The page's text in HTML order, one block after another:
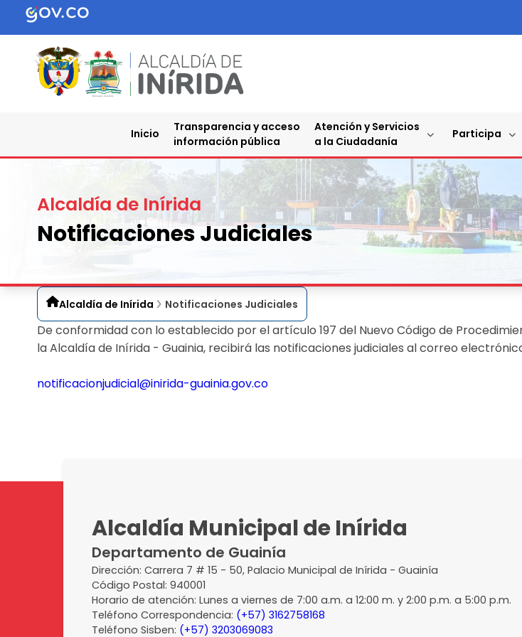
Inicio
Transparencia y acceso
información pública
Atención y Servicios
a la Ciudadanía
Participa
Alcaldía de Inírida
Notificaciones Judiciales
Alcaldía de Inírida Notificaciones Judiciales
De conformidad con lo establecido por el artículo 197 del Nuevo Código de
la Alcaldía de Inírida - Guainia, recibirá las notificaciones judiciales al correo
notificacionjudicial@inirida-guainia.gov.co​​​
Alcaldía Municipal de Inírida
Departamento de Guainía
Dirección: Carrera 7 # 15 - 50, Palacio Municipal de Inírida - Guainía
Código Postal: 940001
Horario de atención: Lunes a viernes de 7:00 a.m. a 12:00 m. y 2:00 p.m. a 5:00 p.m.
Teléfono Correspondencia: (+57) 3162758168
Teléfono Sisben: (+57) 3203069083